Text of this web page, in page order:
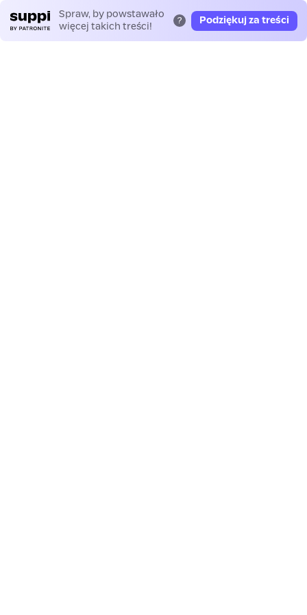
Spraw, by powstawało
więcej takich treści!
? Podziękuj za treści